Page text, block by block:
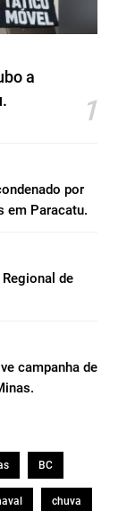
a
1
por
em Paracatu.
de
campanha de
BC
chuva